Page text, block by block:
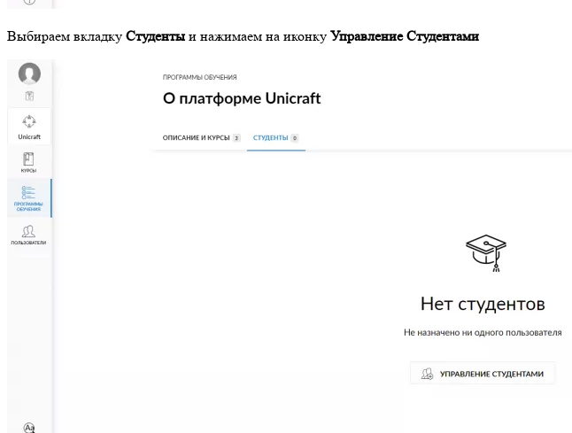
Выбираем вкладку Студенты и нажимаем на иконку Управление Студентами